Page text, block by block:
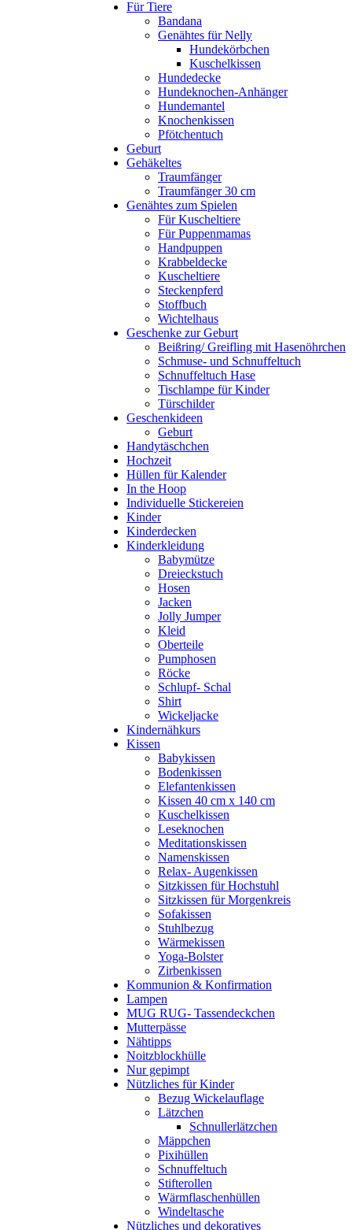
Für Tiere
Bandana
Genähtes für Nelly
Hundekörbchen
Kuschelkissen
Hundedecke
Hundeknochen-Anhänger
Hundemantel
Knochenkissen
Pfötchentuch
Geburt
Gehäkeltes
Traumfänger
Traumfänger 30 cm
Genähtes zum Spielen
Für Kuscheltiere
Für Puppenmamas
Handpuppen
Krabbeldecke
Kuscheltiere
Steckenpferd
Stoffbuch
Wichtelhaus
Geschenke zur Geburt
Beißring/ Greifling mit Hasenöhrchen
Schmuse- und Schnuffeltuch
Schnuffeltuch Hase
Tischlampe für Kinder
Türschilder
Geschenkideen
Geburt
Handytäschchen
Hochzeit
Hüllen für Kalender
In the Hoop
Individuelle Stickereien
Kinder
Kinderdecken
Kinderkleidung
Babymütze
Dreieckstuch
Hosen
Jacken
Jolly Jumper
Kleid
Oberteile
Pumphosen
Röcke
Schlupf- Schal
Shirt
Wickeljacke
Kindernähkurs
Kissen
Babykissen
Bodenkissen
Elefantenkissen
Kissen 40 cm x 140 cm
Kuschelkissen
Leseknochen
Meditationskissen
Namenskissen
Relax- Augenkissen
Sitzkissen für Hochstuhl
Sitzkissen für Morgenkreis
Sofakissen
Stuhlbezug
Wärmekissen
Yoga-Bolster
Zirbenkissen
Kommunion & Konfirmation
Lampen
MUG RUG- Tassendeckchen
Mutterpässe
Nähtipps
Noitzblockhülle
Nur gepimpt
Nützliches für Kinder
Bezug Wickelauflage
Lätzchen
Schnullerlätzchen
Mäppchen
Pixihüllen
Schnuffeltuch
Stifterollen
Wärmflaschenhüllen
Windeltasche
Nützliches und dekoratives